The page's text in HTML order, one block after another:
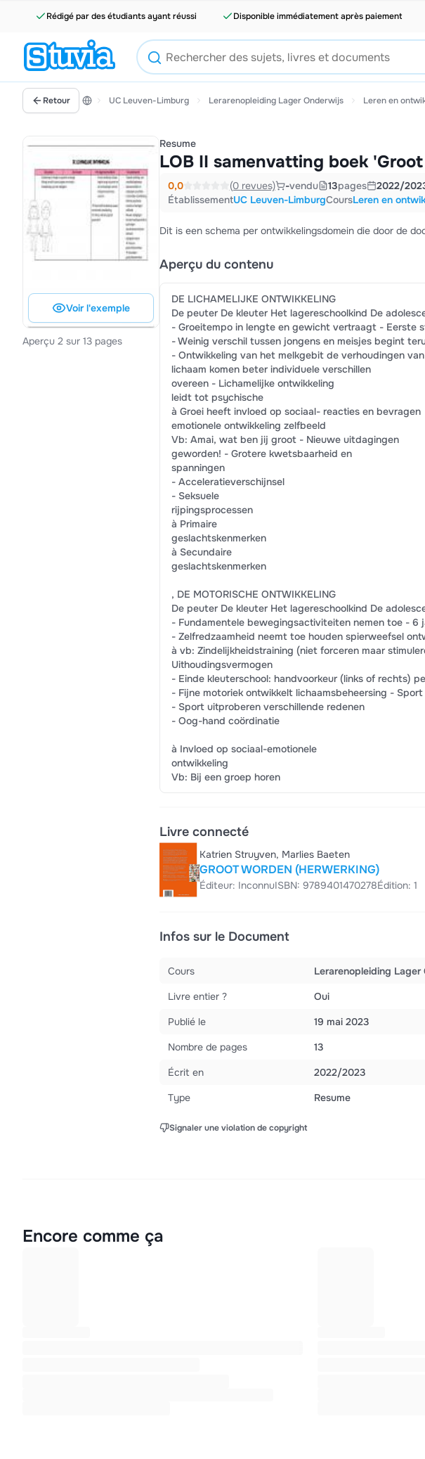
Rédigé par des étudiants ayant réussi Disponible immédiatement après paiement
Retour UC Leuven-Limburg Lerarenopleiding Lager Onderwijs Leren en
Voir l'exemple
Aperçu 2 sur 13 pages
Resume
LOB II samenvatting boek
0,0 (0 revues) -vendu 13pages
2022/
ÉtablissementUC Leuven-LimburgCoursLeren en
Dit is een schema per ontwikkelingsdomein die door de
Aperçu du contenu
DE LICHAMELIJKE ONTWIKKELING
De peuter De kleuter Het lagereschoolkind De
- Groeitempo in lengte en gewicht vertraagt - Eerste
- Weinig verschil tussen jongens en meisjes begint
- Ontwikkeling van het melkgebit de verhoudingen
lichaam komen beter individuele verschillen
overeen - Lichamelijke ontwikkeling
leidt tot psychische
à Groei heeft invloed op sociaal- reacties en bevragen
emotionele ontwikkeling zelfbeeld
Vb: Amai, wat ben jij groot - Nieuwe uitdagingen
geworden! - Grotere kwetsbaarheid en
spanningen
- Acceleratieverschijnsel
- Seksuele
rijpingsprocessen
à Primaire
geslachtskenmerken
à Secundaire
geslachtskenmerken
, DE MOTORISCHE ONTWIKKELING
De peuter De kleuter Het lagereschoolkind De
- Fundamentele bewegingsactiviteiten nemen toe - 6
- Zelfredzaamheid neemt toe houden spierweefsel
à vb: Zindelijkheidstraining (niet forceren maar
Uithoudingsvermogen
- Einde kleuterschool: handvoorkeur (links of rechts)
- Fijne motoriek ontwikkelt lichaamsbeheersing -
- Sport uitproberen verschillende redenen
- Oog-hand coördinatie
à Invloed op sociaal-emotionele
ontwikkeling
Vb: Bij een groep horen
Livre connecté
Katrien Struyven, Marlies Baeten
GROOT WORDEN (HERWERKING)
Éditeur: InconnuISBN: 9789401470278Édition: 1
Infos sur le Document
Cours
Lerarenopleiding Lager
Livre entier ?
Oui
Publié le
19 mai 2023
Nombre de pages
13
Écrit en
2022/2023
Type
Resume
Signaler une violation de copyright
Encore comme ça